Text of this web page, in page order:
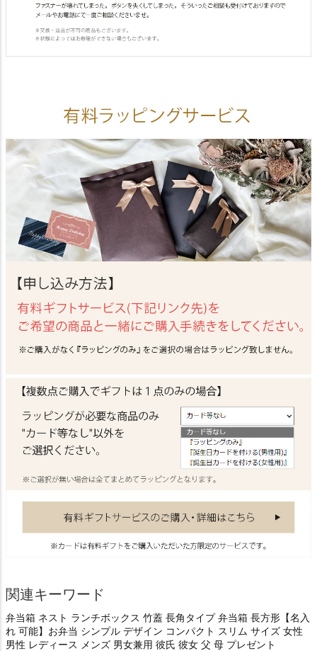
関連キーワード
弁当箱 ネスト ランチボックス 竹蓋 長角タイプ 弁当箱 長方形【名入
れ 可能】お弁当 シンプル デザイン コンパクト スリム サイズ 女性
男性 レディース メンズ 男女兼用 彼氏 彼女 父 母 プレゼント